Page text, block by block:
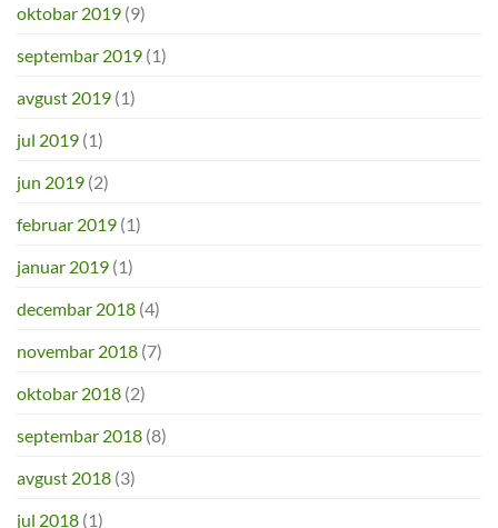
oktobar 2019 (9)
septembar 2019 (1)
avgust 2019 (1)
jul 2019 (1)
jun 2019 (2)
februar 2019 (1)
januar 2019 (1)
decembar 2018 (4)
novembar 2018 (7)
oktobar 2018 (2)
septembar 2018 (8)
avgust 2018 (3)
jul 2018 (1)